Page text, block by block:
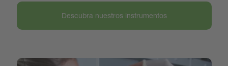
Descubra nuestros instrumentos